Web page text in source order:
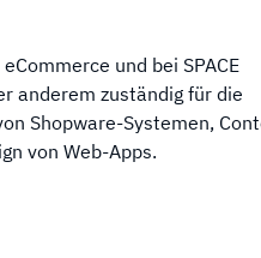
und bei SPACE
anderem zuständig für die
Shopware-Systemen,
von Web-Apps.